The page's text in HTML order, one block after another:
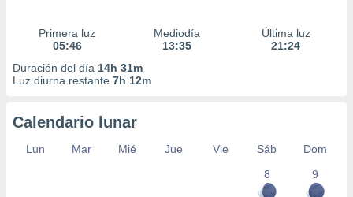
Primera luz
05:46
Mediodía
13:35
Última luz
21:24
Duración del día 14h 31m
Luz diurna restante 7h 12m
Calendario lunar
Lun Mar Mié Jue Vie Sáb
Dom
8
9